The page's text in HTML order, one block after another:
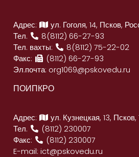
Адрес:
ул. Гоголя, 14, Псков,
Тел.
8(8112) 66-27-93
Тел. вахты:
8(8112) 75-22-02
Факс:
(8112) 66-27-93
Эл.почта: org1069@pskovedu.ru
ПОИПКРО
Адрес:
ул. Кузнецкая, 13, Псков,
Тел.
(8112) 230007
Факс:
(8112) 230007
E-mail:ict@pskovedu.ru